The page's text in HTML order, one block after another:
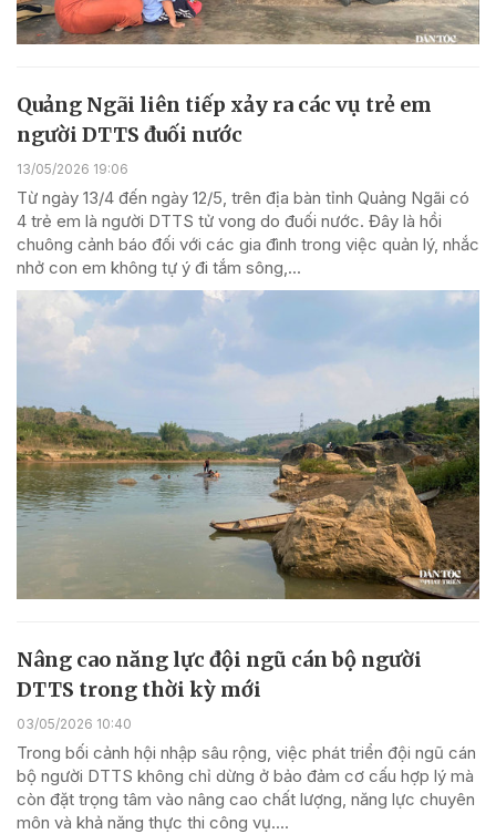
Quảng Ngãi liên tiếp xảy ra các vụ trẻ em
người DTTS đuối nước
13/05/2026 19:06
Từ ngày 13/4 đến ngày 12/5, trên địa bàn tỉnh Quảng Ngãi có
4 trẻ em là người DTTS tử vong do đuối nước. Đây là hồi
chuông cảnh báo đối với các gia đình trong việc quản lý, nhắc
nhở con em không tự ý đi tắm sông,...
Nâng cao năng lực đội ngũ cán bộ người
DTTS trong thời kỳ mới
03/05/2026 10:40
Trong bối cảnh hội nhập sâu rộng, việc phát triển đội ngũ cán
bộ người DTTS không chỉ dừng ở bảo đảm cơ cấu hợp lý mà
còn đặt trọng tâm vào nâng cao chất lượng, năng lực chuyên
môn và khả năng thực thi công vụ....